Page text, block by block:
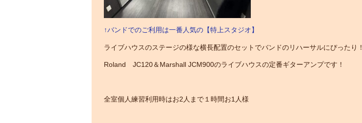
↑バンドでのご利用は一番人気の【特上スタジオ】
ライブハウスのステージの様な横長配置のセットでバンドのリハーサルにぴったり！
Roland JC120＆Marshall JCM900のライブハウスの定番ギターアンプです！
全室個人練習利用時はお2人まで１時間お1人様